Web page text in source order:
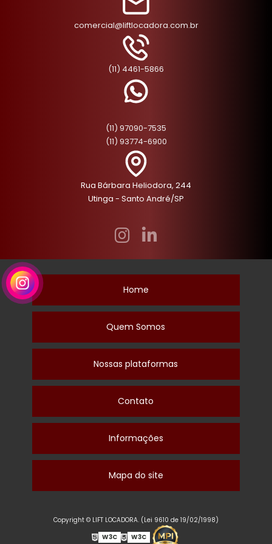
comercial@liftlocadora.com.br
(11) 4461-5866
(11) 97090-7535
(11) 93774-6900
Rua Bárbara Heliodora, 244
Utinga - Santo André/SP
Home
Quem Somos
Nossas plataformas
Contato
Informações
Mapa do site
Copyright © LIFT LOCADORA. (Lei 9610 de 19/02/1998)
W3C
W3C